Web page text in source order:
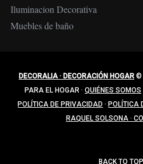
Iluminacion Decorativa
Muebles de baño
DECORALIA · DECORACIÓN HOGAR©
PARA EL HOGAR · QUIÉNES SOMOS
POLÍTICA DE PRIVACIDAD · POLÍTICA
RAQUEL SOLSONA ·
BACK TO TOP